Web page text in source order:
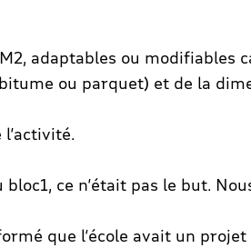
adaptables ou modifiables
ou parquet) et de la
ce n’était pas le but.
que l’école avait un